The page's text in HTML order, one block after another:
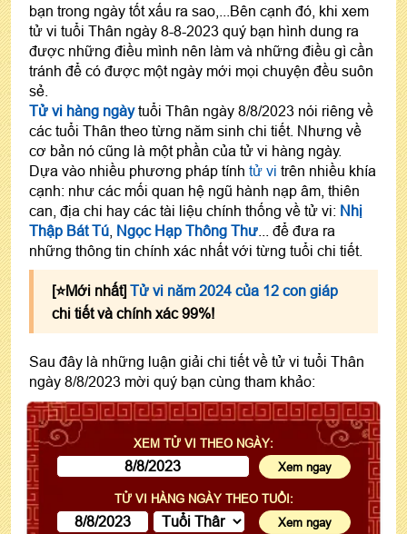
bạn trong ngày tốt xấu ra sao,...Bên cạnh đó, khi xem
tử vi tuổi Thân ngày 8-8-2023 quý bạn hình dung ra
được những điều mình nên làm và những điều gì cần
tránh để có được một ngày mới mọi chuyện đều suôn
sẻ.
Tử vi hàng ngàytuổi Thân ngày 8/8/2023 nói riêng về
các tuổi Thân theo từng năm sinh chi tiết. Nhưng về
cơ bản nó cũng là một phần của tử vi hàng ngày.
Dựa vào nhiều phương pháp tính tử vi trên nhiều khía
cạnh: như các mối quan hệ ngũ hành nạp âm, thiên
can, địa chi hay các tài liệu chính thống về tử vi: Nhị
Thập Bát Tú Ngọc Hạp Thông Thư ... để đưa ra
những thông tin chính xác nhất với từng tuổi chi tiết.
[⭐️Mới nhất] Tử vi năm 2024 của 12 con giáp
chi tiết và chính xác 99%!
Sau đây là những luận giải chi tiết về tử vi tuổi Thân
ngày 8/8/2023 mời quý bạn cùng tham khảo:
XEM TỬ VI THEO NGÀY:
TỬ VI HÀNG NGÀY THEO TUỔI: